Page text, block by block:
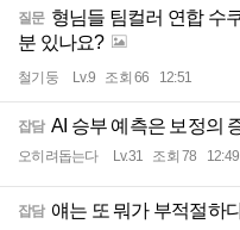
질문 형님들 팀컬러 연합 수
분 있나요?
철기둥 Lv.9 조회 66 12:51
잡담 AI 승부 예측은 보정의
오히려돕는다 Lv.31 조회 78 12:49
잡담 얘는 또 뭐가 부적절하